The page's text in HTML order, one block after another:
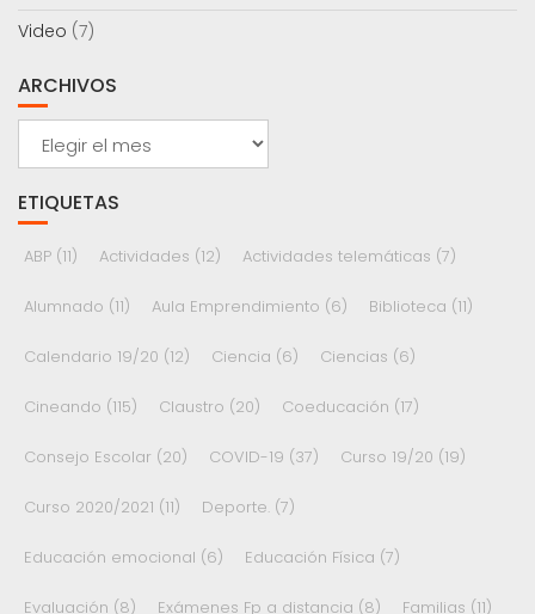
Video (7)
ARCHIVOS
Archivos
ETIQUETAS
ABP (11) Actividades (12) Actividades telemáticas (7)
Alumnado (11) Aula Emprendimiento (6) Biblioteca (11)
Calendario 19/20 (12) Ciencia (6) Ciencias (6)
Cineando (115) Claustro (20) Coeducación (17)
Consejo Escolar (20) COVID-19 (37) Curso 19/20 (19)
Curso 2020/2021 (11) Deporte. (7)
Educación emocional (6) Educación Física (7)
Evaluación (8) Exámenes Fp a distancia (8) Familias (11)